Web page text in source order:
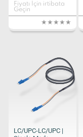
Fiyatı İçin irtibata
Geçin
LC/UPC-LC/UPC |